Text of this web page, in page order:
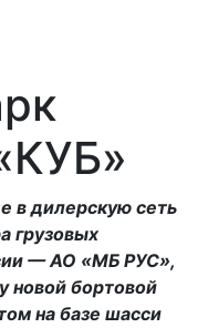
в дилерскую сеть
грузовых
— АО «МБ РУС»,
новой бортовой
на базе шасси